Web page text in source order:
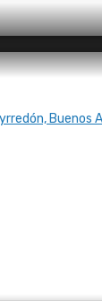
Buenos